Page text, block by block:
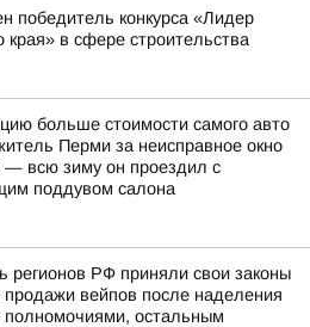
победитель конкурса «Лидер
края» в сфере строительства
больше стоимости самого авто
Перми за неисправное окно
всю зиму он проездил с
поддувом салона
регионов РФ приняли свои законы
продажи вейпов после наделения
полномочиями, остальным